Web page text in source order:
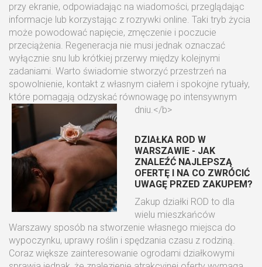
przy ekranie, odpowiadając na wiadomości, przeglądając
informacje lub korzystając z rozrywki online. Taki tryb życia
może powodować napięcie, zmęczenie i poczucie
przeciążenia. Regeneracja nie musi jednak oznaczać
wyłącznie snu lub krótkiej przerwy między kolejnymi
zadaniami. Warto świadomie stworzyć przestrzeń na
spowolnienie, kontakt z własnym ciałem i spokojne rytuały,
które pomagają odzyskać równowagę po intensywnym
dniu.</b>
DZIAŁKA ROD W
WARSZAWIE - JAK
ZNALEŹĆ NAJLEPSZĄ
OFERTĘ I NA CO ZWRÓCIĆ
UWAGĘ PRZED ZAKUPEM?
Zakup działki ROD to dla
wielu mieszkańców
Warszawy sposób na stworzenie własnego miejsca do
wypoczynku, uprawy roślin i spędzania czasu z rodziną.
Coraz większe zainteresowanie ogrodami działkowymi